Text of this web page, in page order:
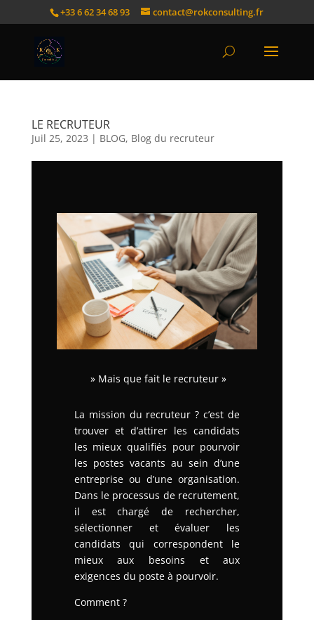
+33 6 62 34 68 93 contact@rokconsulting.fr
LE RECRUTEUR
Juil 25, 2023 | BLOG, Blog du recruteur
» Mais que fait le recruteur »
La mission du recruteur ? c’est de
trouver et d’attirer les candidats
les mieux qualifiés pour pourvoir
les postes vacants au sein d’une
entreprise ou d’une organisation.
Dans le processus de recrutement,
il est chargé de rechercher,
sélectionner et évaluer les
candidats qui correspondent le
mieux aux besoins et aux
exigences du poste à pourvoir.
Comment ?